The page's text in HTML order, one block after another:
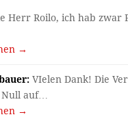
Herr Roilo, ich hab zwar
→
VIelen Dank! Die
auf…
→